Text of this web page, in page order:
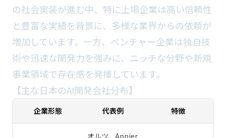
の社会実装が進む中、特に上場企業は高い信頼性
と豊富な実績を背景に、多様な業界からの依頼が
増加しています。一方、ベンチャー企業は独自技
術や迅速な開発力を強みに、ニッチな分野や新規
事業領域で存在感を発揮しています。
【主な日本のAI開発会社分布】
企業形態 代表例 特徴
オルツ、Appier